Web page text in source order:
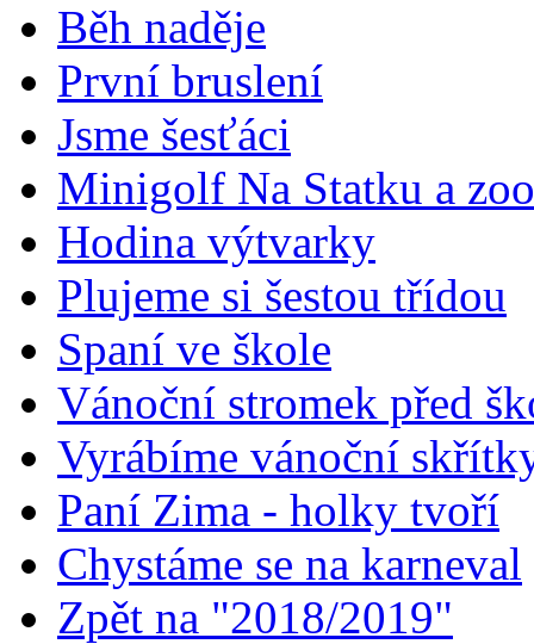
Běh naděje
První bruslení
Jsme šesťáci
Minigolf Na Statku a
Hodina výtvarky
Plujeme si šestou třídou
Spaní ve škole
Vánoční stromek před
Vyrábíme vánoční
Paní Zima - holky tvoří
Chystáme se na karneval
Zpět na "2018/2019"